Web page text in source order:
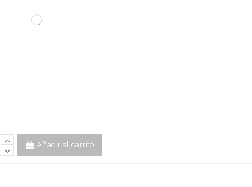
Añadir al carrito